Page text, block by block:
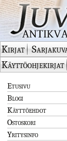
Kirjat
Käyttöohjekirjat
Etusivu
Blogi
Käyttöehdot
Ostoskori
Yritysinfo